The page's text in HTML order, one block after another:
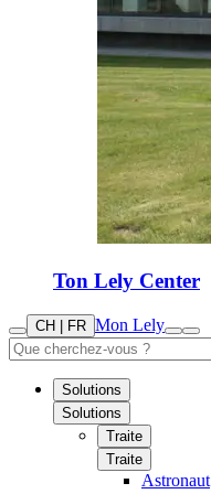
Ton Lely Center
CH | FR Mon Lely
Solutions
Solutions
Traite
Traite
Astronaut